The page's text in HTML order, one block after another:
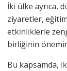
İki ülke ayrıca,
ziyaretler,
etkinliklerle
birliğinin
Bu kapsamda,